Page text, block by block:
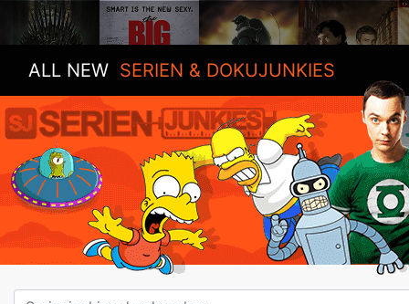
ALL NEW SERIEN & DOKUJUNKIES